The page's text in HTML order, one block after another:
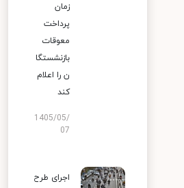
زمان
پرداخت
معوقات
بازنشستگا
ن را اعلام
کند
1405/05/
07
اجرای طرح